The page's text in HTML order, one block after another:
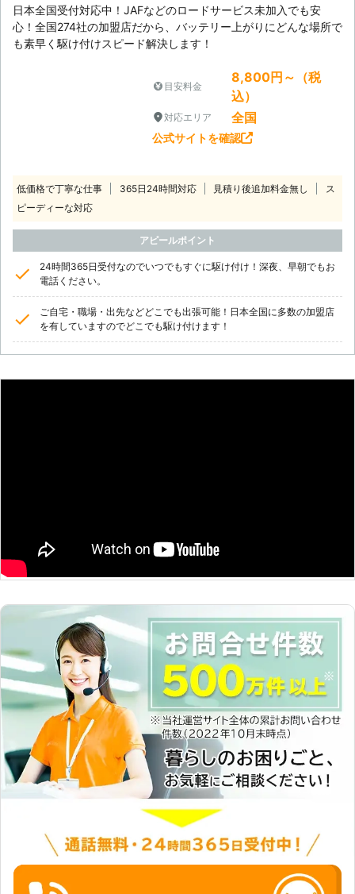
日本全国受付対応中！JAFなどのロードサービス未加入でも安
心！全国274社の加盟店だから、バッテリー上がりにどんな場所で
も素早く駆け付けスピード解決します！
目安料金
8,800円～（税
込）
対応エリア 全国
公式サイトを確認
低価格で丁寧な仕事 365日24時間対応 見積り後追加料金無し
ス
ピーディーな対応
アピールポイント
24時間365日受付なのでいつでもすぐに駆け付け！深夜、早朝でもお
電話ください。
ご自宅・職場・出先などどこでも出張可能！日本全国に多数の加盟店
を有していますのでどこでも駆け付けます！